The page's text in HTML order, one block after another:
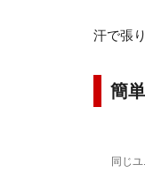
汗で張
簡
同じ